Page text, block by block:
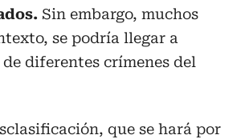
Sin embargo, muchos
se podría llegar a
diferentes crímenes del
que se hará por